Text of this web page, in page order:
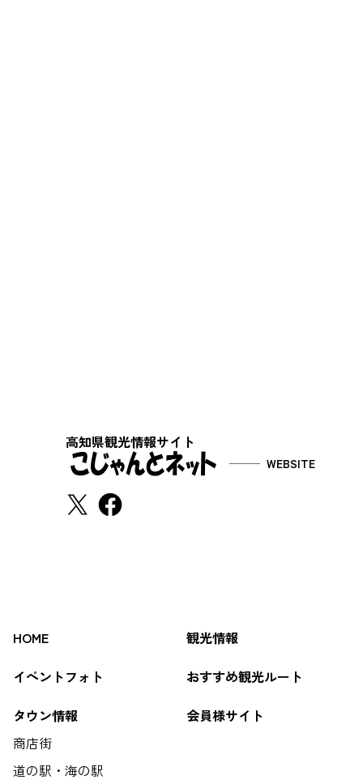
高知県観光情報サイト
WEBSITE
HOME
観光情報
イベントフォト
おすすめ観光ルート
タウン情報
商店街
道の駅・海の駅
会員様サイト